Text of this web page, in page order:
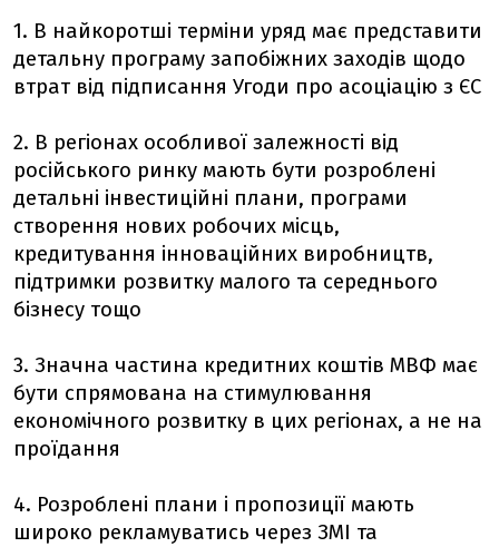
1. В найкоротші терміни уряд має представити
детальну програму запобіжних заходів щодо
втрат від підписання Угоди про асоціацію з ЄС
2. В регіонах особливої залежності від
російського ринку мають бути розроблені
детальні інвестиційні плани, програми
створення нових робочих місць,
кредитування інноваційних виробництв,
підтримки розвитку малого та середнього
бізнесу тощо
3. Значна частина кредитних коштів МВФ має
бути спрямована на стимулювання
економічного розвитку в цих регіонах, а не на
проїдання
4. Розроблені плани і пропозиції мають
широко рекламуватись через ЗМІ та